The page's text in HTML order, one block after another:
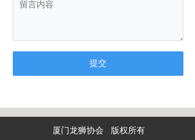
厦门龙狮协会   版权所有